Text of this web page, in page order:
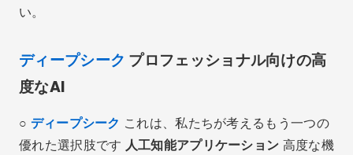
い。
ディープシーク プロフェッショナル向けの高
度なAI
○ ディープシーク これは、私たちが考えるもう一つの
優れた選択肢です 人工知能アプリケーション 高度な機